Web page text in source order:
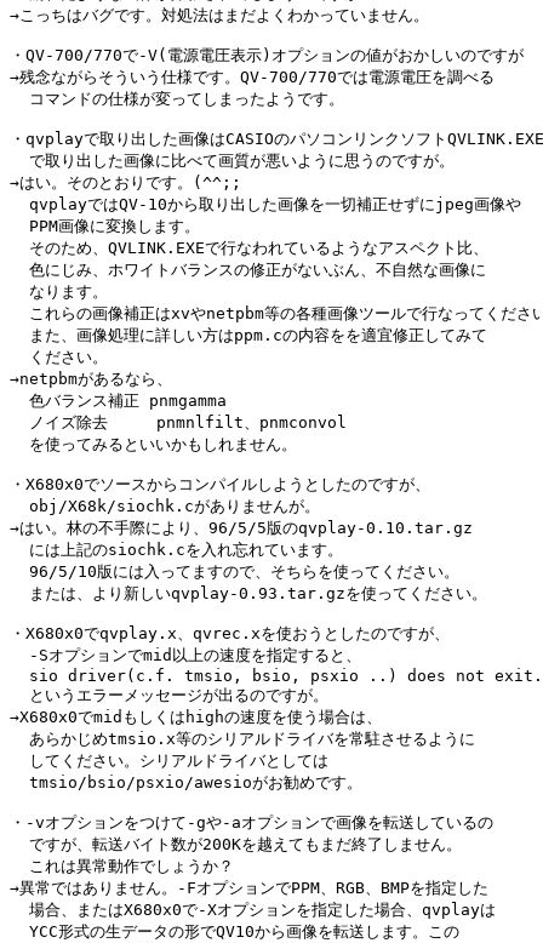
→こっちはバグです。対処法はまだよくわかっていません。
・QV-700/770で-V(電源電圧表示)オプションの値がおかしいのですが
→残念ながらそういう仕様です。QV-700/770では電源電圧を調べる
  コマンドの仕様が変ってしまったようです。
・qvplayで取り出した画像はCASIOのパソコンリンクソフトQVLINK.EXE
  で取り出した画像に比べて画質が悪いように思うのですが。
→はい。そのとおりです。(^^;;
  qvplayではQV-10から取り出した画像を一切補正せずにjpeg画像や
  PPM画像に変換します。
  そのため、QVLINK.EXEで行なわれているようなアスペクト比、
  色にじみ、ホワイトバランスの修正がないぶん、不自然な画像に
  なります。
これらの画像補正はxvやnetpbm等の各種画像ツールで行なってくださ
  また、画像処理に詳しい方はppm.cの内容をを適宜修正してみて
  ください。
→netpbmがあるなら、
  色バランス補正 pnmgamma
  ノイズ除去     pnmnlfilt、pnmconvol
  を使ってみるといいかもしれません。
・X680x0でソースからコンパイルしようとしたのですが、
  obj/X68k/siochk.cがありませんが。
→はい。林の不手際により、96/5/5版のqvplay-0.10.tar.gz
  には上記のsiochk.cを入れ忘れています。
  96/5/10版には入ってますので、そちらを使ってください。
  または、より新しいqvplay-0.93.tar.gzを使ってください。
・X680x0でqvplay.x、qvrec.xを使おうとしたのですが、
  -Sオプションでmid以上の速度を指定すると、
  sio driver(c.f. tmsio, bsio, psxio ..) does not exit.
  というエラーメッセージが出るのですが。
→X680x0でmidもしくはhighの速度を使う場合は、
  あらかじめtmsio.x等のシリアルドライバを常駐させるように
  してください。シリアルドライバとしては
  tmsio/bsio/psxio/awesioがお勧めです。
・-vオプションをつけて-gや-aオプションで画像を転送しているの
  ですが、転送バイト数が200Kを越えてもまだ終了しません。
  これは異常動作でしょうか？
→異常ではありません。-FオプションでPPM、RGB、BMPを指定した
  場合、またはX680x0で-Xオプションを指定した場合、qvplayは
  YCC形式の生データの形でQV10から画像を転送します。この